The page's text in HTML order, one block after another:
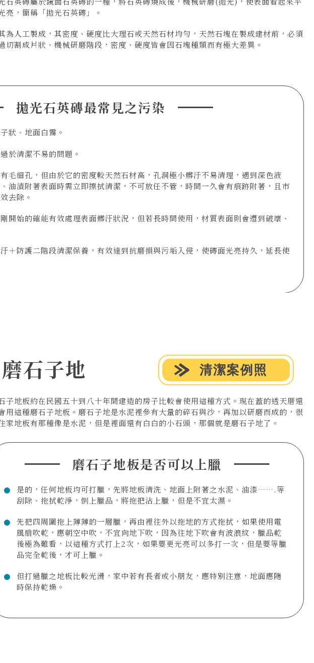
亮，簡稱「拋光石英磚」。
為人工製成，其密度、硬度比大理石或天然石材均勻，天然石塊在製成建材前，必須
切割成片狀、機械研磨階段，密度、硬度皆會因石塊種類而有極大差異。
拋光石英磚最常見之污染
狀、地面白霧。
於清潔不易的問題。
毛細孔，但由於它的密度較天然石材高，孔洞極小髒汙不易清理，遇到深色液
油漬附著表面時需立即擦拭清潔，不可放任不管，時間一久會有痕跡附著，且市
去除。
開始的確能有效處理表面髒汙狀況，但若長時間使用，材質表面則會遭到破壞、
＋防護二階段清潔保養，有效達到抗磨損與污垢入侵，使磚面光亮持久，延長使
磨石子地 清潔案例照
子地板約在民國五十到八十年間建造的房子比較會使用這種方式。現在蓋的透天厝還
用這種磨石子地板。磨石子地是水泥裡參有大量的碎石與沙，再加以研磨而成的，很
家地板有那種像是水泥，但是裡面還有白白的小石頭，那個就是磨石子地了。
磨石子地板是否可以上臘
是的，任何地板均可打臘，先將地板清洗、地面上附著之水泥、油漆…….等
刮除、拖拭乾淨，倒上臘品，將拖把沾上臘，但是不宜太濕。
先把四周圍拖上薄薄的一層臘，再由裡往外以拖地的方式拖拭，如果使用電
風扇吹乾，應朝空中吹，不宜向地下吹，因為往地下吹會有波浪紋，臘品乾
後極為難看，以這種方式打上2次，如果要更光亮可以多打一次，但是要等臘
品完全乾後，才可上臘。
但打過臘之地板比較光滑，家中若有長者或小朋友，應特別注意，地面應隨
時保持乾燥。